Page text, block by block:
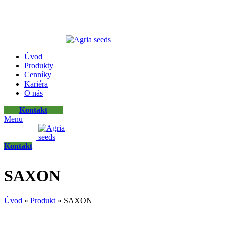
Úvod
Produkty
Cenníky
Kariéra
O nás
Kontakt
Menu
Kontakt
SAXON
Úvod » Produkt » SAXON